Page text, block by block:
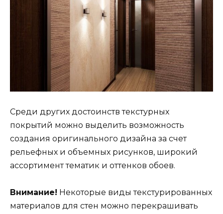
Среди других достоинств текстурных
покрытий можно выделить возможность
создания оригинального дизайна за счет
рельефных и объемных рисунков, широкий
ассортимент тематик и оттенков обоев.
Внимание! Некоторые виды текстурированных
материалов для стен можно перекрашивать